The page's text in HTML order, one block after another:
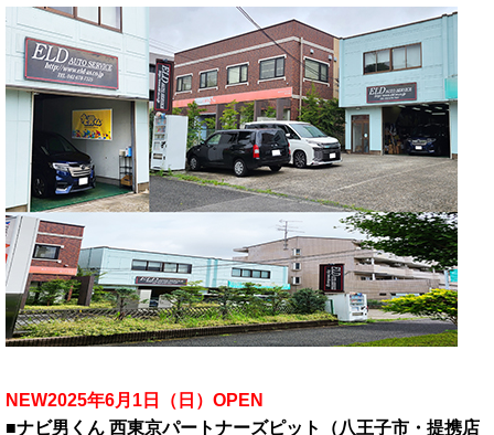
NEW2025年6月1日（日）OPEN
■ナビ男くん 西東京パートナーズピット（八王子市・提携店